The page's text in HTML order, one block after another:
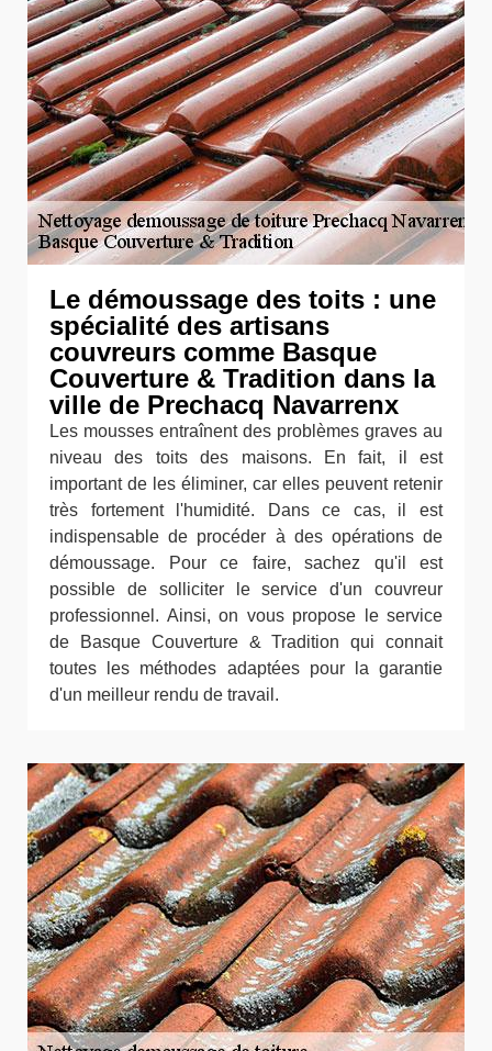
Le démoussage des toits : une
spécialité des artisans
couvreurs comme Basque
Couverture & Tradition dans la
ville de Prechacq Navarrenx
Les mousses entraînent des problèmes graves au
niveau des toits des maisons. En fait, il est
important de les éliminer, car elles peuvent retenir
très fortement l'humidité. Dans ce cas, il est
indispensable de procéder à des opérations de
démoussage. Pour ce faire, sachez qu'il est
possible de solliciter le service d'un couvreur
professionnel. Ainsi, on vous propose le service
de Basque Couverture & Tradition qui connait
toutes les méthodes adaptées pour la garantie
d'un meilleur rendu de travail.